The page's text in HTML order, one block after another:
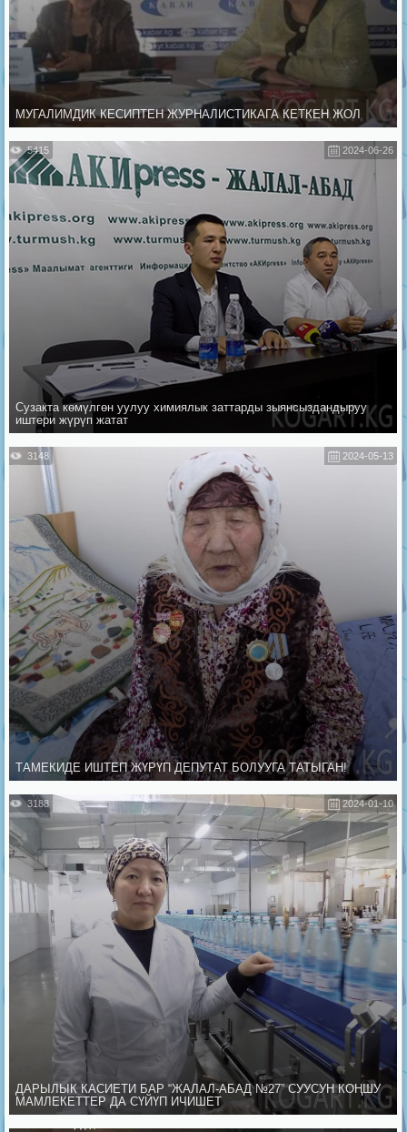
МУГАЛИМДИК КЕСИПТЕН ЖУРНАЛИСТИКАГА КЕТКЕН ЖОЛ
2024-06-26
5415
Сузакта көмүлгөн уулуу химиялык заттарды зыянсыздандыруу
иштери жүрүп жатат
2024-05-13
3148
ТАМЕКИДЕ ИШТЕП ЖҮРҮП ДЕПУТАТ БОЛУУГА ТАТЫГАН!
2024-01-10
3188
ДАРЫЛЫК КАСИЕТИ БАР “ЖАЛАЛ-АБАД №27” СУУСУН КОҢШУ
МАМЛЕКЕТТЕР ДА СҮЙҮП ИЧИШЕТ